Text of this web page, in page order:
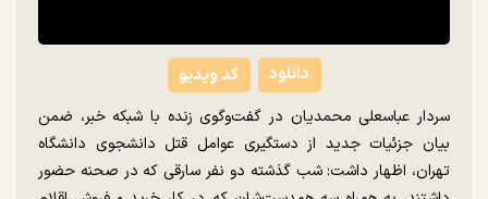
کد ویدیو دانلود
سردار عباسعلی محمدیان در گفت‌وگوی زنده با شبکه خبر، ضمن
بیان جزئیات جدید از دستگیری عوامل قتل دانشجوی دانشگاه
تهران، اظهار داشت: شب گذشته دو نفر سارقی که در صحنه حضور